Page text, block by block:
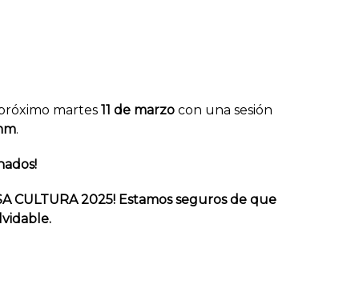
martes 11 de marzocon una sesión
.
CULTURA 2025! Estamos seguros de que